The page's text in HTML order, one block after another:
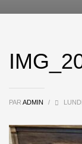
PAR ADMIN /